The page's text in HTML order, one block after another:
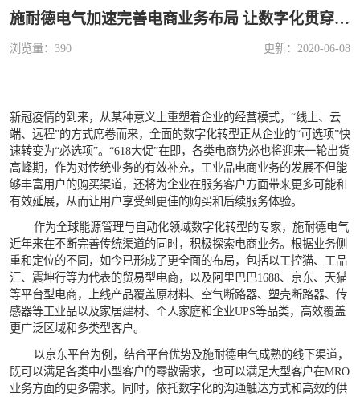
施耐德电气加速完善电商业务布局 让数字化贯穿企业运营始终
浏览量：390 更新：2020-06-08
新冠疫情的到来，从某种意义上重塑着企业的经营模式，“线上、云
端、远程”的方式席卷而来，全面的数字化转型正从企业的“可选项”快
速转变为“必选项”。“618大促”在即，各类电商势必也将迎来一轮出货
高峰期，作为对传统业务的有效补充，工业品电商业务的发展不但能
够丰富用户的购买渠道，还将为企业在服务客户方面带来更多可能和
有效延展，从而让用户享受到更佳的购买和后续服务体验。
作为全球能源管理与自动化领域数字化转型的专家，施耐德电气
近年来在不断完善传统渠道的同时，积极探索电商业务。根据业务侧
重和定位的不同，如今已形成了更全面的布局，包括以工控猫、工品
汇、震坤行等为代表的贸易型电商，以及阿里巴巴1688、京东、天猫
等平台型电商，上线产品覆盖原材料、空气断路器、塑壳断路器、传
感器等工业品以及家居建材、个人家庭和企业UPS等品类，高效覆盖
更广泛区域和多类型客户。
以京东平台为例，结合平台优势及施耐德电气成熟的线下渠道，
既可以满足各类中小型客户的零散需求，也可以满足大型客户在MRO
业务方面的更多需求。同时，依托数字化的沟通触达方式和高效的供